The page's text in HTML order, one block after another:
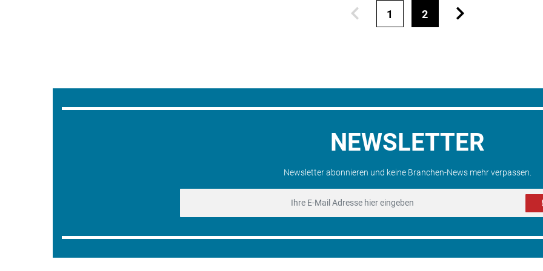
1 2
NEWSLETTER
Newsletter abonnieren und keine Branchen-News mehr verpassen.